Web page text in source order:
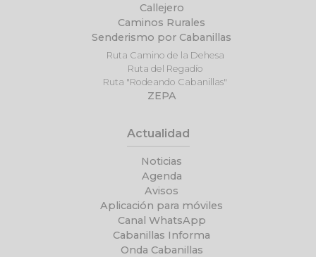
Callejero
Caminos Rurales
Senderismo por Cabanillas
Ruta Camino de la Dehesa
Ruta del Regadío
Ruta "Rodeando Cabanillas"
ZEPA
Actualidad
Noticias
Agenda
Avisos
Aplicación para móviles
Canal WhatsApp
Cabanillas Informa
Onda Cabanillas